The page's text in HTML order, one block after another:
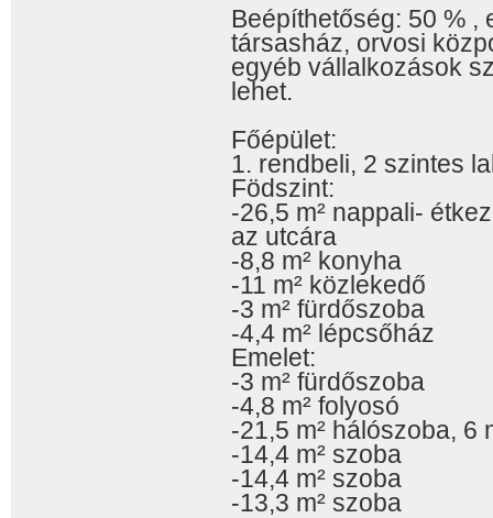
Beépíthetőség: 50 % ,
társasház, orvosi
egyéb vállalkozások
lehet.
Főépület:
1. rendbeli, 2 szintes
Födszint:
-26,5 m² nappali-
az utcára
-8,8 m² konyha
-11 m² közlekedő
-3 m² fürdőszoba
-4,4 m² lépcsőház
Emelet:
-3 m² fürdőszoba
-4,8 m² folyosó
-21,5 m² hálószoba, 6
-14,4 m² szoba
-14,4 m² szoba
-13,3 m² szoba